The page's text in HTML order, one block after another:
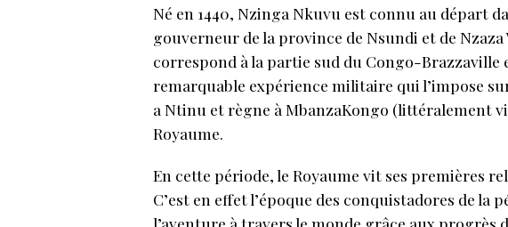
Né en 1440, Nzinga Nkuvu est connu au départ
gouverneur de la province de Nsundi et de
correspond à la partie sud du Congo-Brazzaville
remarquable expérience militaire qui l’impose
a Ntinu et règne à MbanzaKongo (littéralement
Royaume.
En cette période, le Royaume vit ses premières
C’est en effet l’époque des conquistadores de la